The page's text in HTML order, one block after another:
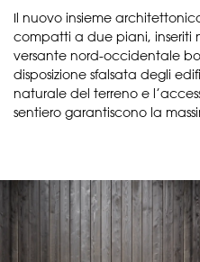
Il nuovo insieme
compatti a due piani, inseriti
versante nord-occidentale
disposizione sfalsata degli
naturale del terreno e
sentiero garantiscono la